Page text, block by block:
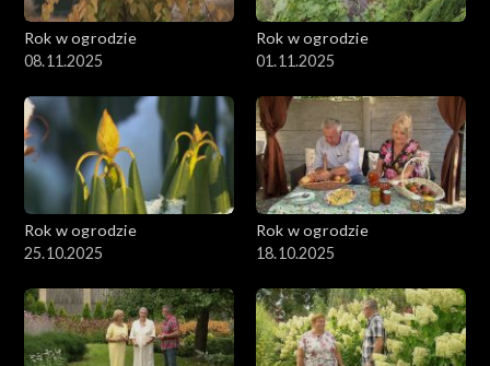
Rok w ogrodzie
08.11.2025
Rok w ogrodzie
01.11.2025
Rok w ogrodzie
25.10.2025
Rok w ogrodzie
18.10.2025